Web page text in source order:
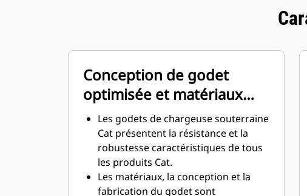
Conception de godet
optimisée et matériaux
résistants
Les godets de chargeuse souterraine
Cat présentent la résistance et la
robustesse caractéristiques de tous
les produits Cat.
Les matériaux, la conception et la
fabrication du godet sont